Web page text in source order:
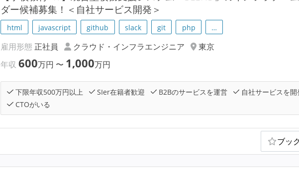
ダー候補募集！＜自社サービス開発＞
html javascript github slack git php …
雇用形態 正社員 クラウド・インフラエンジニア
東京
年収600万円 〜 1,000万円
下限年収500万円以上 SIer在籍者歓迎 B2Bのサービスを運営
自社サービスを開
CTOがいる
ブッ